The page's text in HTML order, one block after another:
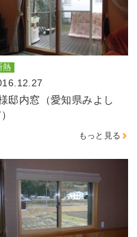
熱
邸内窓（愛知県みよし
もっと見る